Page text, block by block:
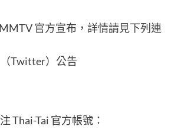
官方宣布，詳情請見下列連
Twitter）公告
Thai-Tai 官方帳號：